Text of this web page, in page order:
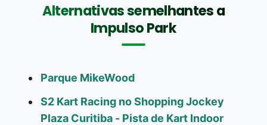
Alternativas semelhantes a
Impulso Park
Parque MikeWood
S2 Kart Racing no Shopping Jockey
Plaza Curitiba - Pista de Kart Indoor